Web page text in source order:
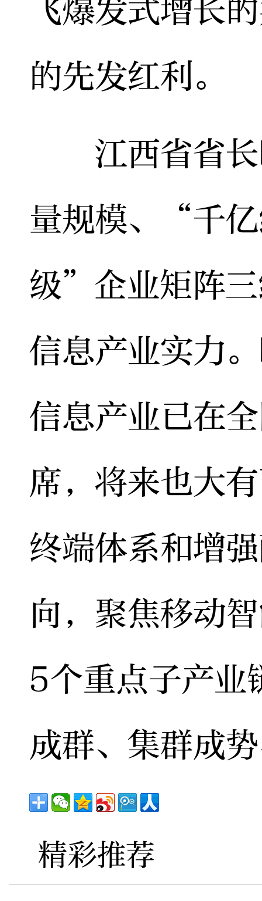
飞爆发式增长
的先发红利。
江西省省长
量规模、“千
级”企业矩阵
信息产业实力
信息产业已在
席，将来也大
终端体系和增
向，聚焦移动
5个重点子产业
成群、集群成
精彩推荐